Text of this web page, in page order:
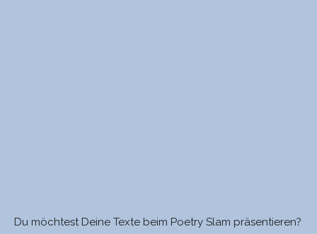
Du möchtest Deine Texte beim Poetry Slam präsentieren?